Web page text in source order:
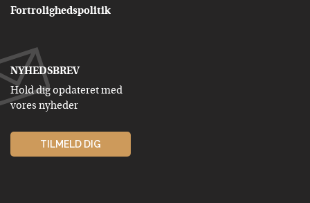
Fortrolighedspolitik
NYHEDSBREV
Hold dig opdateret med
vores nyheder
TILMELD DIG